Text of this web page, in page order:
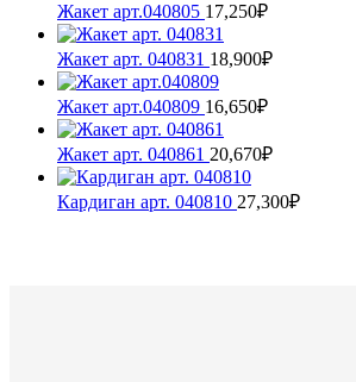
Жакет арт.040805 17,250₽
Этот
товар
имеет
несколько
вариаций.
Опции
можно
выбрать
на
Жакет арт. 040831 18,900₽
Этот
товар
имеет
несколько
вариаций.
Опции
можно
Жакет арт.040809 16,650₽
Этот
товар
имеет
несколько
вариаций.
Жакет арт. 040861 20,670₽
Этот
товар
имеет
Кардиган арт. 040810 27,300₽